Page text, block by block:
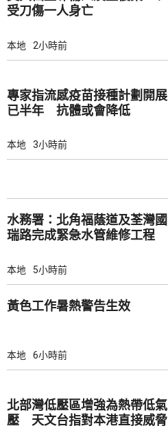
受刀傷一人身亡
本地 2小時前
專家指流感疫苗接種計劃開展
已半年 抗體或會降低
本地 3小時前
水務署：北角福蔭道及荃灣國
瑞路完成緊急水管維修工程
本地 5小時前
黃色工作暑熱警告生效
本地 6小時前
北部灣低壓區增強為熱帶低氣
壓 天文台指對本港直接威脅